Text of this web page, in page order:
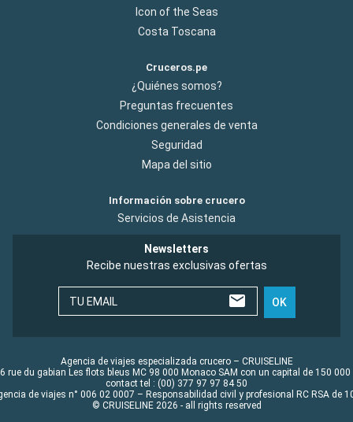
Icon of the Seas
Costa Toscana
Cruceros.pe
¿Quiénes somos?
Preguntas frecuentes
Condiciones generales de venta
Seguridad
Mapa del sitio
Información sobre crucero
Servicios de Asistencia
Newsletters
Recibe nuestras exclusivas ofertas
TU EMAIL OK
Agencia de viajes especializada crucero – CRUISELINE
rue du gabian Les flots bleus MC 98 000 Monaco SAM con un capital de 150 000
contact tel : (00) 377 97 97 84 50
de viajes n° 006 02 0007 – Responsabilidad civil y profesional RC RSA de
© CRUISELINE 2026 - all rights reserved